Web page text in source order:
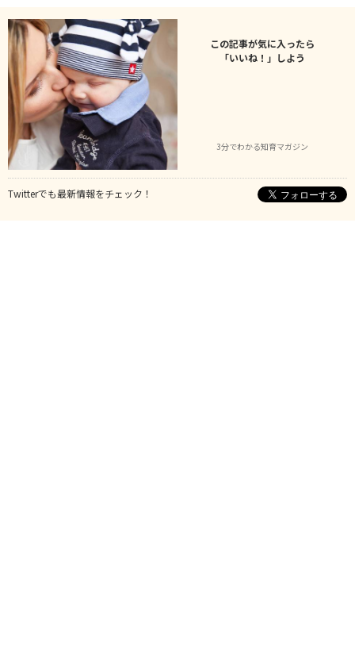
この記事が気に入ったら
「いいね！」しよう
3分でわかる知育マガジン
Twitterでも最新情報をチェック！